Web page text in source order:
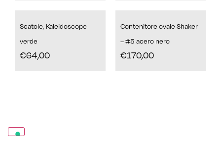
Scatole, Kaleidoscope
verde
€64,00
Contenitore ovale Shaker
– #5 acero nero
€170,00